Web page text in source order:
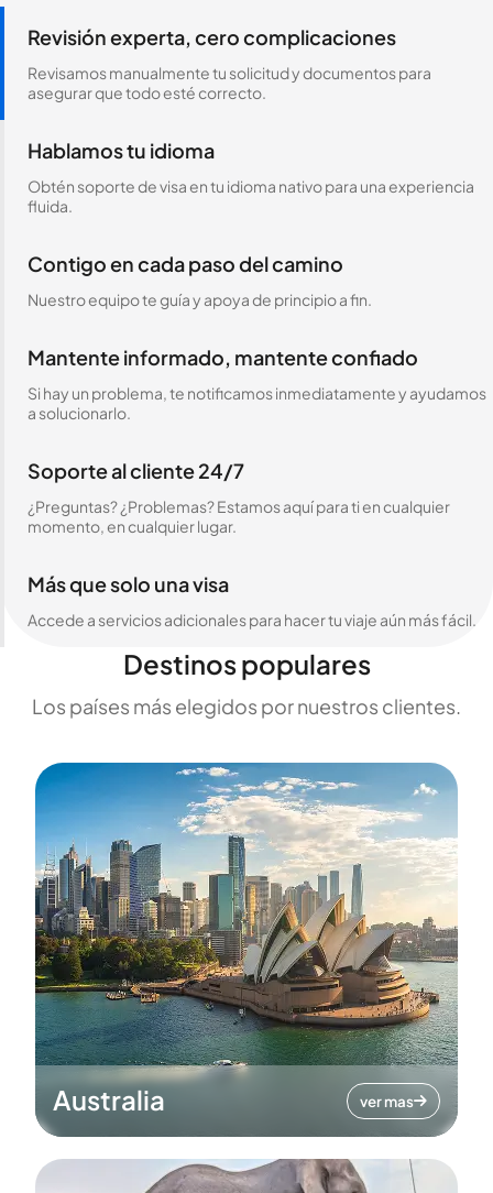
Revisión experta, cero complicaciones
Revisamos manualmente tu solicitud y documentos para
asegurar que todo esté correcto.
Hablamos tu idioma
Obtén soporte de visa en tu idioma nativo para una experiencia
fluida.
Contigo en cada paso del camino
Nuestro equipo te guía y apoya de principio a fin.
Mantente informado, mantente confiado
Si hay un problema, te notificamos inmediatamente y ayudamos
a solucionarlo.
Soporte al cliente 24/7
¿Preguntas? ¿Problemas? Estamos aquí para ti en cualquier
momento, en cualquier lugar.
Más que solo una visa
Accede a servicios adicionales para hacer tu viaje aún más fácil.
Destinos populares
Los países más elegidos por nuestros clientes.
Australia ver mas